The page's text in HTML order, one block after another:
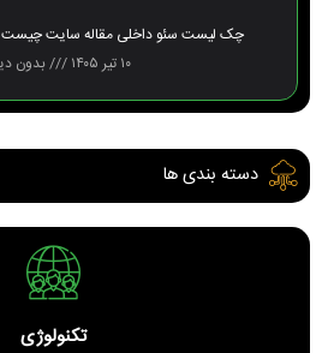
چک لیست سئو داخلی مقاله سایت چیست و
۱۰ تیر ۱۴۰۵
بدون
دسته بندی ها
تکنولوژی